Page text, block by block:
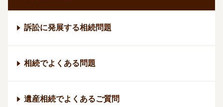
訴訟に発展する相続問題
相続でよくある問題
遺産相続でよくあるご質問